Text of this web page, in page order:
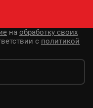
на обработку своих
с политикой